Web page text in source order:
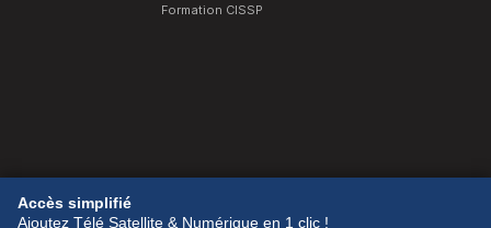
Formation CISSP
© 1989-2026 Télé Satellite et Numérique.
Accès simplifié
Ajoutez Télé Satellite & Numérique en 1 clic !